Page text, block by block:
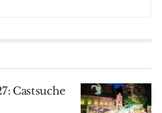
Castsuche